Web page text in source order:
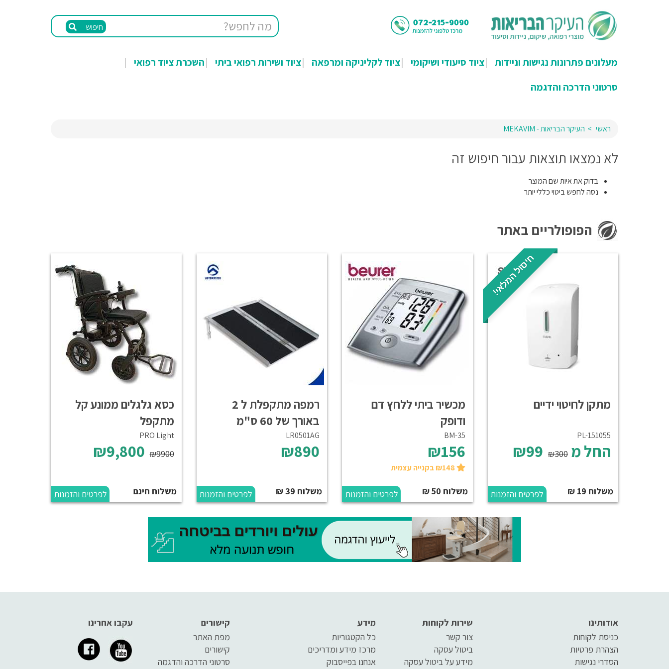
חיפוש
מעלונים פתרונות נגישות וניידות ציוד סיעודי ושיקומי ציוד לקליניקה ומרפאה ציוד ושירות רפואי ביתי
השכרת ציוד רפואי
סרטוני הדרכה והדגמה
ראשי העיקר הבריאות - MEKAVIM
לא נמצאו תוצאות עבור חיפוש זה
בדוק את איות שם המוצר
נסה לחפש ביטוי כללי יותר
הפופולריים באתר
חיסול המלאי!
מתקן לחיטוי ידיים
PL-151055
החל מ ₪300
משלוח 19 ₪ לפרטים והזמנות
מכשיר ביתי ללחץ דם
ודופק
BM-35
₪156
₪148 בקנייה עצמית
משלוח 50 ₪ לפרטים והזמנות
רמפה מתקפלת ל 2
באורך של 60 ס"מ
LR0501AG
₪890
משלוח 39 ₪ לפרטים והזמנות
כסא גלגלים ממונע קל
מתקפל
PRO Light
₪9,800 ₪9900
משלוח חינם לפרטים והזמנות
עקבו אחרינו
קישורים
מפת האתר
קישורים
סרטוני הדרכה והדגמה
מידע
כל הקטגוריות
מרכז מידע ומדריכים
אנחנו בפייסבוק
שירות לקוחות
צור קשר
ביטול עסקה
מידע על ביטול עסקה
אודותינו
כניסת לקוחות
הצהרת פרטיות
הסדרי נגישות